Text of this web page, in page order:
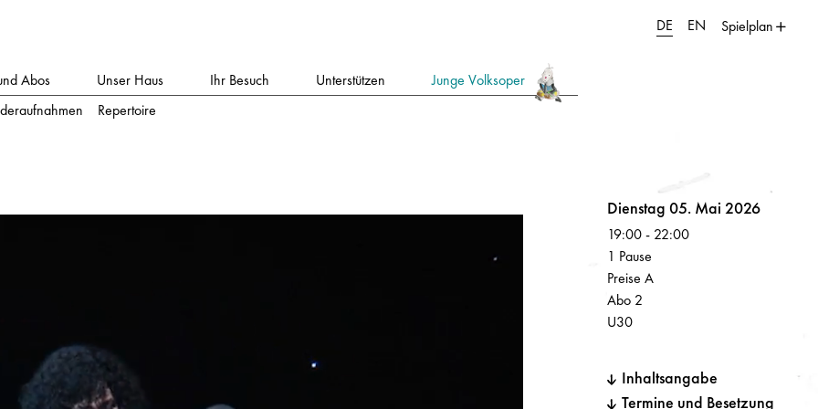
Repertoire
Abos Unser Haus Ihr Besuch Unterstützen Junge Volksoper
DE EN Spielplan
Volksoper
Dienstag 05. Mai 2026
19:00- 22:00
1 Pause
Preise A
Abo 2
U30
Inhaltsangabe
Termine und Besetzung